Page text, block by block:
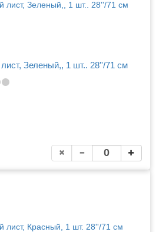
Зеленый,, 1 шт.. 28''/71 см